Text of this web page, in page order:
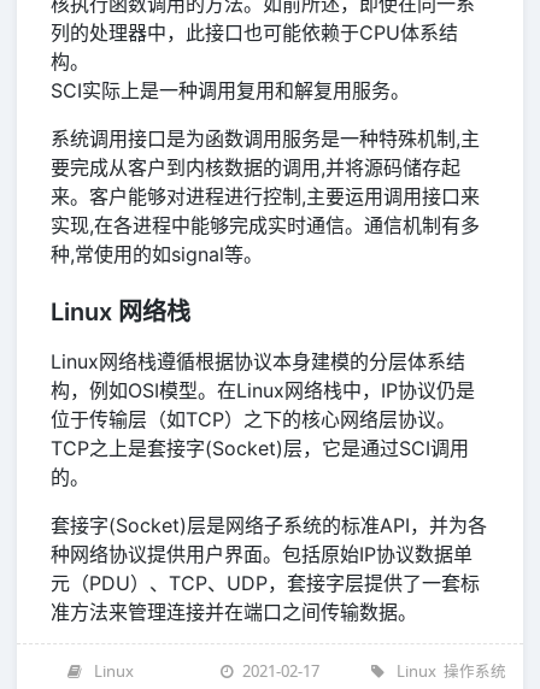
列的处理器中，此接口也可能依赖于CPU体系结
构。
SCI实际上是一种调用复用和解复用服务。
系统调用接口是为函数调用服务是一种特殊机制,主
要完成从客户到内核数据的调用,并将源码储存起
来。客户能够对进程进行控制,主要运用调用接口来
实现,在各进程中能够完成实时通信。通信机制有多
种,常使用的如signal等。
Linux 网络栈
Linux网络栈遵循根据协议本身建模的分层体系结
构，例如OSI模型。在Linux网络栈中，IP协议仍是
位于传输层（如TCP）之下的核心网络层协议。
TCP之上是套接字(Socket)层，它是通过SCI调用
的。
套接字(Socket)层是网络子系统的标准API，并为各
种网络协议提供用户界面。包括原始IP协议数据单
元（PDU）、TCP、UDP，套接字层提供了一套标
准方法来管理连接并在端口之间传输数据。
Linux 2021-02-17 Linux 操作系统